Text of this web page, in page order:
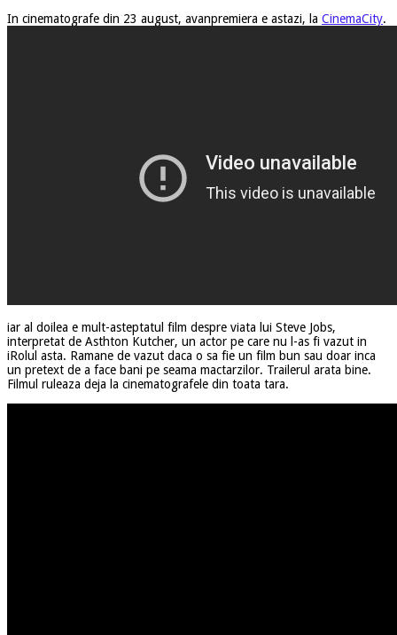
In cinematografe din 23 august, avanpremiera e astazi, la CinemaCity.
iar al doilea e mult-asteptatul film despre viata lui Steve Jobs,
interpretat de Asthton Kutcher, un actor pe care nu l-as fi vazut in
iRolul asta. Ramane de vazut daca o sa fie un film bun sau doar inca
un pretext de a face bani pe seama mactarzilor. Trailerul arata bine.
Filmul ruleaza deja la cinematografele din toata tara.